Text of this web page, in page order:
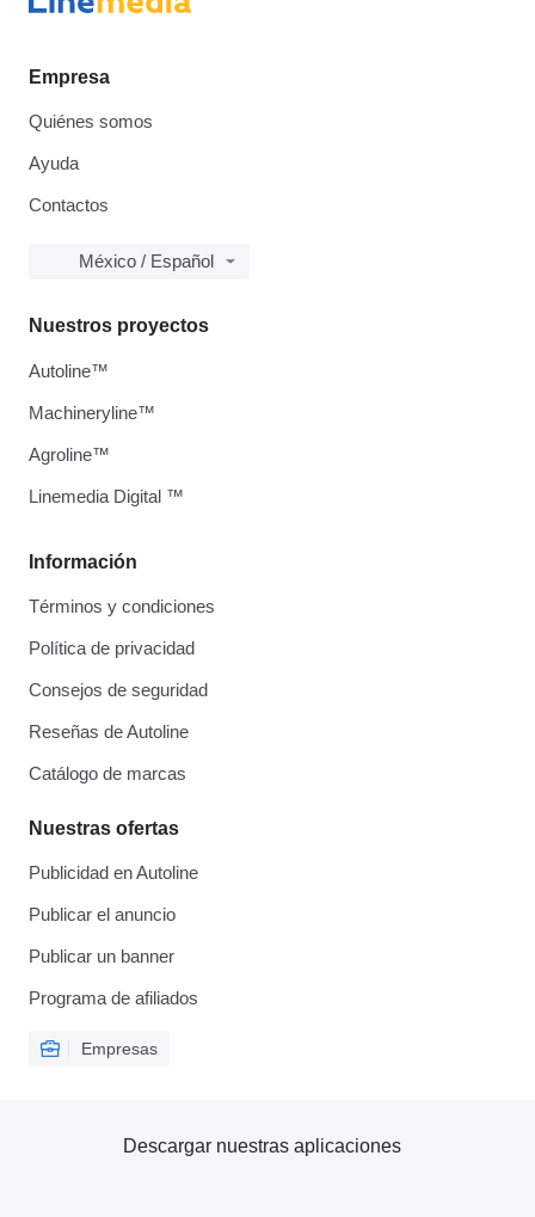
Empresa
Quiénes somos
Ayuda
Contactos
México / Español
Información
Términos y condiciones
Política de privacidad
Consejos de seguridad
Reseñas de Autoline
Catálogo de marcas
Nuestras ofertas
Publicidad en Autoline
Publicar el anuncio
Publicar un banner
Programa de afiliados
Empresas
Nuestros proyectos
Autoline™
Machineryline™
Agroline™
Linemedia Digital ™
Descargar nuestras aplicaciones